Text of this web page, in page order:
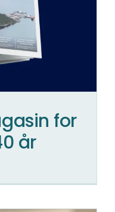
for
år